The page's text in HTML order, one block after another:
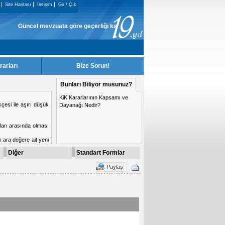
Site Haritası İletişim Gir / Çık
Güncel mevzuata göre geçerliği kalmayan KiK Kararları, sitemizden
Bize Sorun!
nedeni
Bunları Biliyor musunuz?
KiK Kararlarının Kapsamı ve
Dayanağı Nedir?
Diğer Standart Formlar
Paylaş